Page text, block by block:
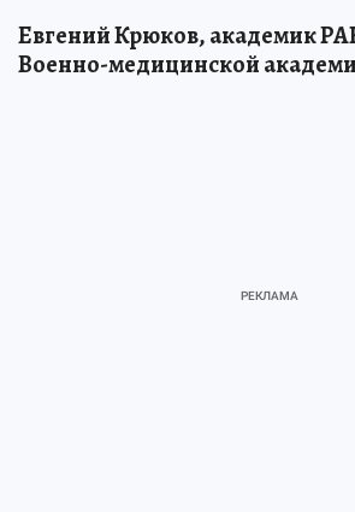
Евгений Крюков, академик
Военно-медицинской